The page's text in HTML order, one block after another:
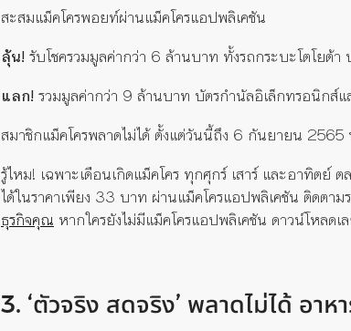
สะสมแม็คโครพอยท์ผ่านแม็คโครแอปพลิเคชัน
ลุ้น!รับโชครวมมูลค่ากว่า 6 ล้านบาท ทั้งรถกระบะโตโยต้
แลก!รวมมูลค่ากว่า 9 ล้านบาท บัตรกำนัลอิเล็กทรอนิกส์แ
สมาชิกแม็คโครพลาดไม่ได้ ตั้งแต่วันนี้ถึง 6 กันยายน 2565
รู้ไหม! เฉพาะเดือนเกิดแม็คโคร ทุกศุกร์ เสาร์ และอาทิตย์
ได้ในราคาเพียง 33 บาท ผ่านแม็คโครแอปพลิเคชัน ติดตาม
ธุรกิจคุณ หากใครยังไม่มีแม็คโครแอปพลิเคชัน ดาวน์โหลด
3. ‘ตัวจริง สดจริง’ พลาดไม่ได้ อ